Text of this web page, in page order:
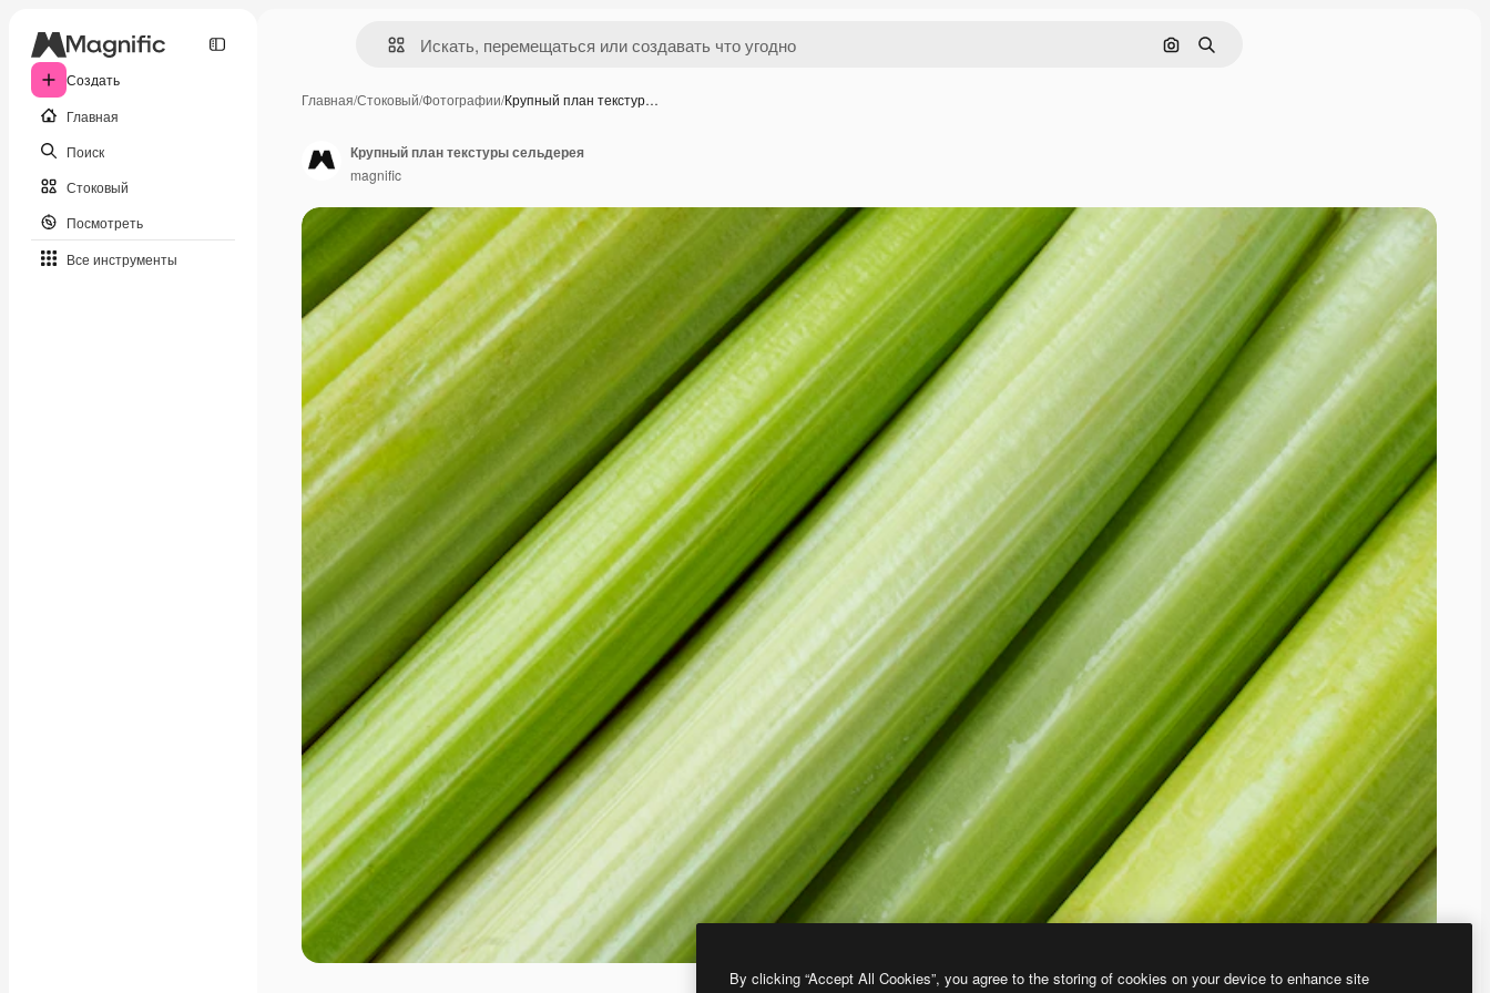
Создать
Главная
Поиск
Стоковый
Посмотреть
Все инструменты
Поиск по изображению
Поиск
Главная/Стоковый/Фотографии/Крупный план текстур…
Крупный план текстуры сельдерея
magnific
By clicking “Accept All Cookies”, you agree to the storing of cookies on your device to enhance site